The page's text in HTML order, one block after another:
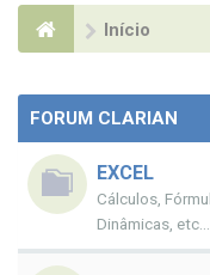
Início
FORUM CLARIAN
EXCEL
Cálculos,
Dinâmicas, etc...